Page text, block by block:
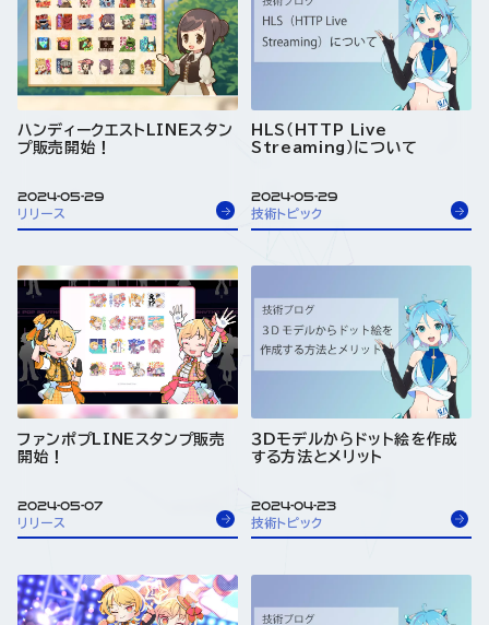
ハンディークエストLINEスタン
プ販売開始！
2024-05-29
リリース
HLS（HTTP Live
Streaming）について
2024-05-29
技術トピック
ファンポプLINEスタンプ販売
開始！
2024-05-07
リリース
３Dモデルからドット絵を作成
する方法とメリット
2024-04-23
技術トピック